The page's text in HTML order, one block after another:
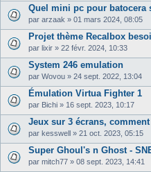
Quel mini pc pour batocera
par arzaak » 01 mars 2024, 08:05
Projet thème Recalbox
par lixir » 22 févr. 2024, 10:33
System 246 emulation
par Wovou » 24 sept. 2022, 13:04
Émulation Virtua Fighter 1
par Bichi » 16 sept. 2023, 10:17
Jeux sur 3 écrans,
par kesswell » 21 oct. 2023, 05:15
Super Ghoul's n Ghost -
par mitch77 » 08 sept. 2023, 14:41